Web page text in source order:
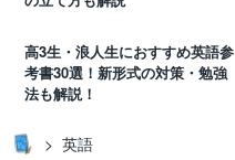
高3生・浪人生におすすめ英語参
考書30選！新形式の対策・勉強
法も解説！
英語